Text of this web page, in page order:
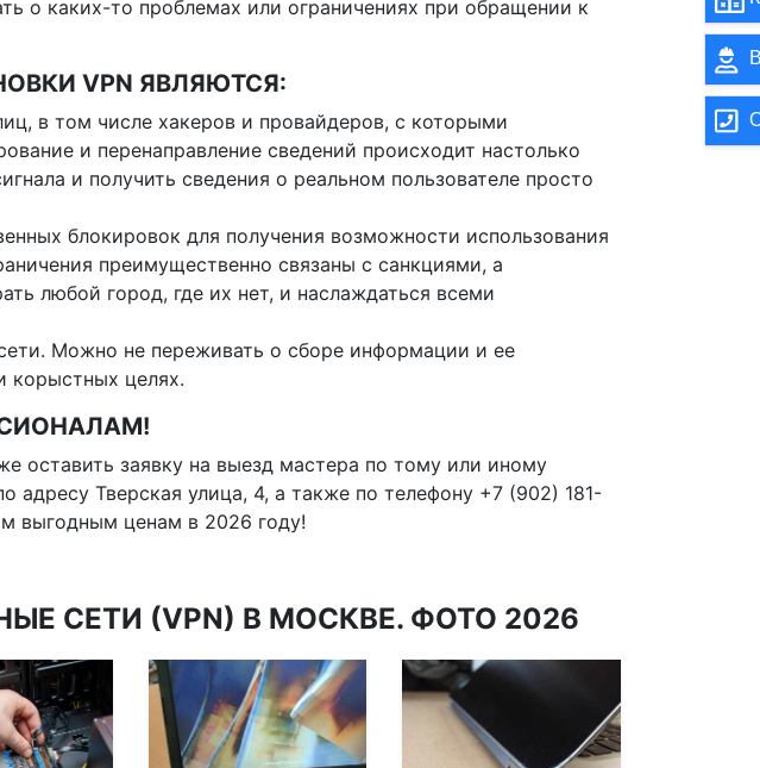
о каких-то проблемах или ограничениях при обращении к
VPN ЯВЛЯЮТСЯ:
в том числе хакеров и провайдеров, с которыми
и перенаправление сведений происходит настолько
и получить сведения о реальном пользователе просто
блокировок для получения возможности использования
преимущественно связаны с санкциями, а
любой город, где их нет, и наслаждаться всеми
Можно не переживать о сборе информации и ее
корыстных целях.
оставить заявку на выезд мастера по тому или иному
адресу Тверская улица, 4, а также по телефону +7 (902) 181-
выгодным ценам в 2026 году!
СЕТИ (VPN) В МОСКВЕ. ФОТО 2026